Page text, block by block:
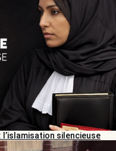
l’islamisation silencieuse